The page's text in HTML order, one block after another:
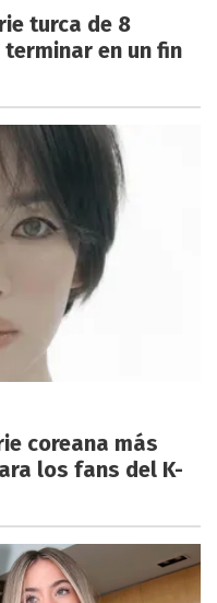
turca de 8
en un fin
coreana más
los fans del K-